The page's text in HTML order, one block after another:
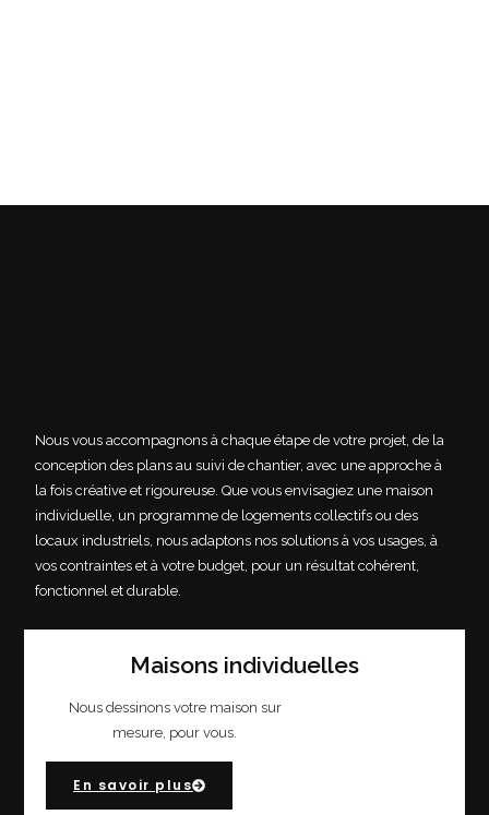
Nous vous accompagnons à chaque étape de votre projet, de la
conception des plans au suivi de chantier, avec une approche à
la fois créative et rigoureuse. Que vous envisagiez une maison
individuelle, un programme de logements collectifs ou des
locaux industriels, nous adaptons nos solutions à vos usages, à
vos contraintes et à votre budget, pour un résultat cohérent,
fonctionnel et durable.
Maisons individuelles
Nous dessinons votre maison sur
mesure, pour vous.
En savoir plus